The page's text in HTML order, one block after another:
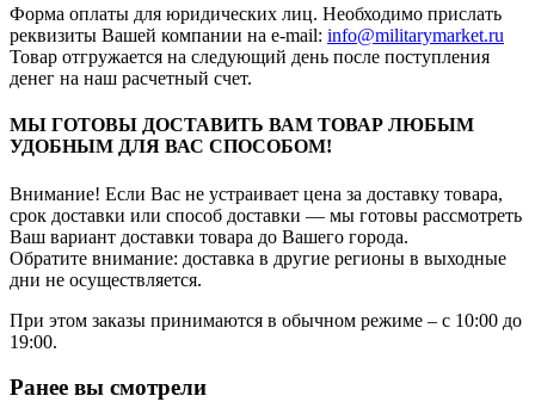
Форма оплаты для юридических лиц. Необходимо прислать
реквизиты Вашей компании на е-mail: info@militarymarket.ru
Товар отгружается на следующий день после поступления
денег на наш расчетный счет.
МЫ ГОТОВЫ ДОСТАВИТЬ ВАМ ТОВАР ЛЮБЫМ
УДОБНЫМ ДЛЯ ВАС СПОСОБОМ!
Внимание! Если Вас не устраивает цена за доставку товара,
срок доставки или способ доставки — мы готовы рассмотреть
Ваш вариант доставки товара до Вашего города.
Обратите внимание: доставка в другие регионы в выходные
дни не осуществляется.
При этом заказы принимаются в обычном режиме – с 10:00 до
19:00.
Ранее вы смотрели